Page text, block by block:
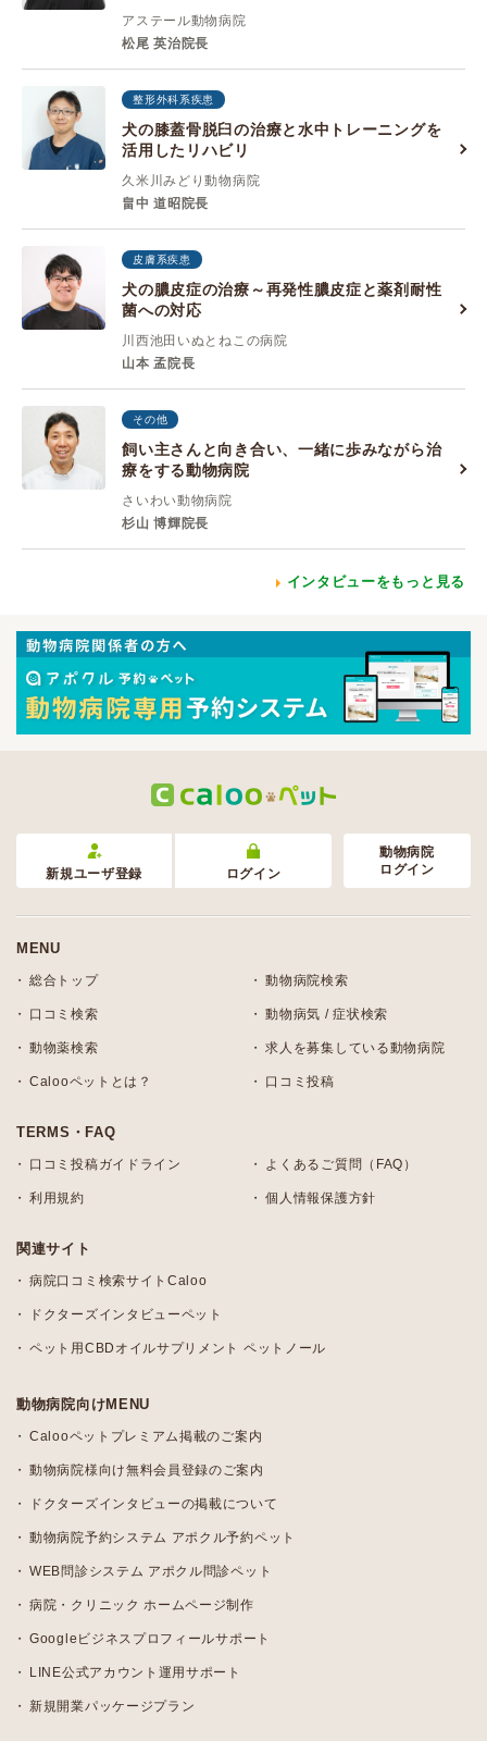
アステール動物病院
松尾 英治院長
整形外科系疾患
犬の膝蓋骨脱臼の治療と水中トレーニングを
活用したリハビリ
久米川みどり動物病院
畠中 道昭院長
皮膚系疾患
犬の膿皮症の治療～再発性膿皮症と薬剤耐性
菌への対応
川西池田いぬとねこの病院
山本 孟院長
その他
飼い主さんと向き合い、一緒に歩みながら治
療をする動物病院
さいわい動物病院
杉山 博輝院長
インタビューをもっと見る
新規ユーザ登録 ログイン
動物病院
ログイン
MENU
総合トップ 動物病院検索
口コミ検索 動物病気 / 症状検索
動物薬検索 求人を募集している動物病院
Calooペットとは？ 口コミ投稿
TERMS・FAQ
口コミ投稿ガイドライン よくあるご質問（FAQ）
利用規約 個人情報保護方針
関連サイト
病院口コミ検索サイトCaloo
ドクターズインタビューペット
ペット用CBDオイルサプリメント ペットノール
動物病院向けMENU
Calooペットプレミアム掲載のご案内
動物病院様向け無料会員登録のご案内
ドクターズインタビューの掲載について
動物病院予約システム アポクル予約ペット
WEB問診システム アポクル問診ペット
病院・クリニック ホームページ制作
Googleビジネスプロフィールサポート
LINE公式アカウント運用サポート
新規開業パッケージプラン